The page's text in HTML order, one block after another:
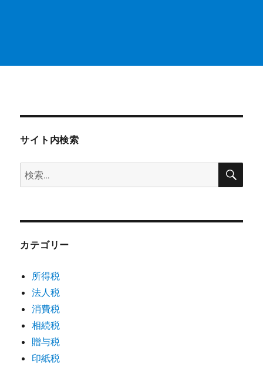
サイト内検索
検
索:
検
カテゴリー
所得税
法人税
消費税
相続税
贈与税
印紙税